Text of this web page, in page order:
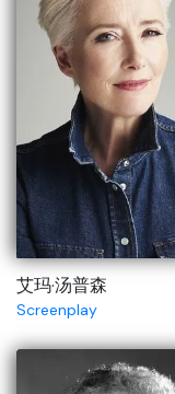
艾玛·汤普森
Screenplay